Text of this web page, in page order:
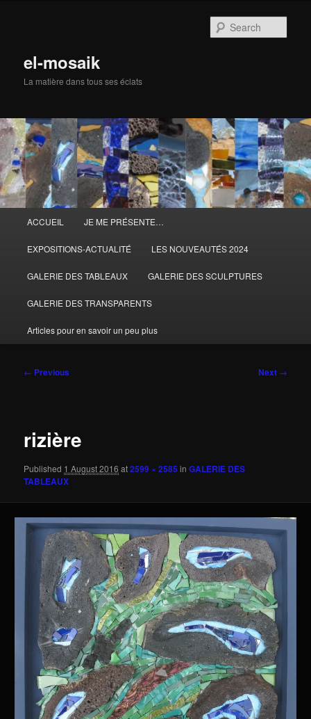
el-mosaik
La matière dans tous ses éclats
ACCUEIL JE ME PRÉSENTE…
EXPOSITIONS-ACTUALITÉ LES NOUVEAUTÉS 2024
GALERIE DES TABLEAUX GALERIE DES SCULPTURES
GALERIE DES TRANSPARENTS
Articles pour en savoir un peu plus
Image
← Previous Next →
rizière
Published 1 August 2016 at2599 × 2585inGALERIE DES
TABLEAUX